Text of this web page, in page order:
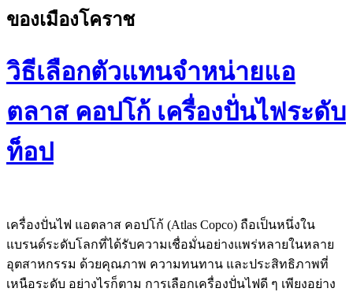
ของเมืองโคราช
วิธีเลือกตัวแทนจำหน่ายแอ
ตลาส คอปโก้ เครื่องปั่นไฟระดับ
ท็อป
เครื่องปั่นไฟ แอตลาส คอปโก้ (Atlas Copco) ถือเป็นหนึ่งใน
แบรนด์ระดับโลกที่ได้รับความเชื่อมั่นอย่างแพร่หลายในหลาย
อุตสาหกรรม ด้วยคุณภาพ ความทนทาน และประสิทธิภาพที่
เหนือระดับ อย่างไรก็ตาม การเลือกเครื่องปั่นไฟดี ๆ เพียงอย่าง